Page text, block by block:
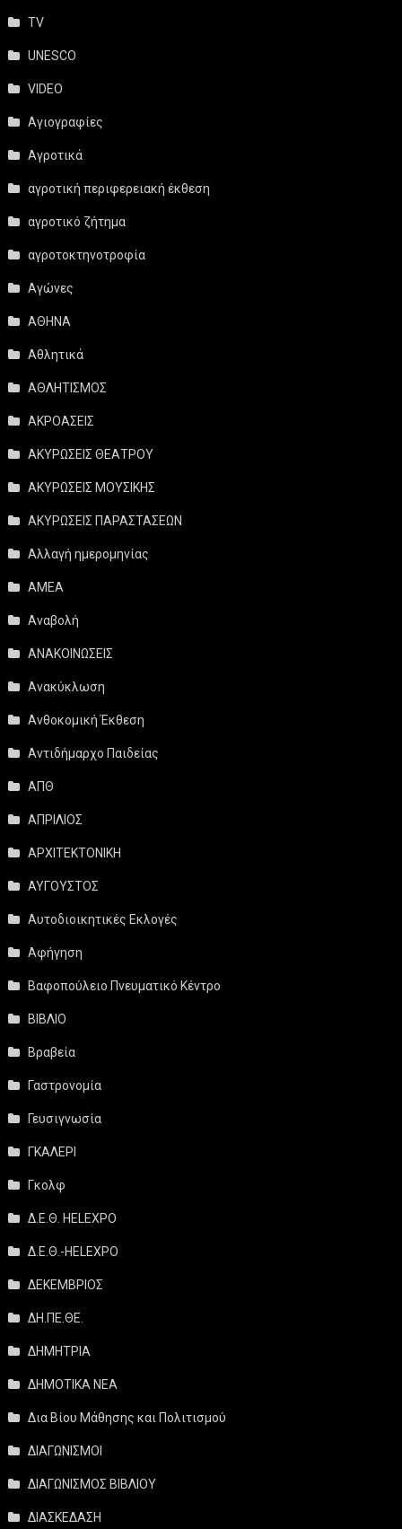
TV
UNESCO
VIDEO
Αγιογραφίες
Αγροτικά
αγροτική περιφερειακή έκθεση
αγροτικό ζήτημα
αγροτοκτηνοτροφία
Αγώνες
ΑΘΗΝΑ
Αθλητικά
ΑΘΛΗΤΙΣΜΟΣ
ΑΚΡΟΑΣΕΙΣ
ΑΚΥΡΩΣΕΙΣ ΘΕΑΤΡΟΥ
ΑΚΥΡΩΣΕΙΣ ΜΟΥΣΙΚΗΣ
ΑΚΥΡΩΣΕΙΣ ΠΑΡΑΣΤΑΣΕΩΝ
Αλλαγή ημερομηνίας
ΑΜΕΑ
Αναβολή
ΑΝΑΚΟΙΝΩΣΕΙΣ
Ανακύκλωση
Ανθοκομική Έκθεση
Αντιδήμαρχο Παιδείας
ΑΠΘ
ΑΠΡΙΛΙΟΣ
ΑΡΧΙΤΕΚΤΟΝΙΚΗ
ΑΥΓΟΥΣΤΟΣ
Αυτοδιοικητικές Εκλογές
Αφήγηση
Βαφοπούλειο Πνευματικό Κέντρο
ΒΙΒΛΙΟ
Βραβεία
Γαστρονομία
Γευσιγνωσία
ΓΚΑΛΕΡΙ
Γκολφ
Δ.Ε.Θ. HELEXPO
Δ.Ε.Θ.-HELEXPO
ΔΕΚΕΜΒΡΙΟΣ
ΔΗ.ΠΕ.ΘΕ.
ΔΗΜΗΤΡΙΑ
ΔΗΜΟΤΙΚΑ ΝΕΑ
Δια Βίου Μάθησης και Πολιτισμού
ΔΙΑΓΩΝΙΣΜΟΙ
ΔΙΑΓΩΝΙΣΜΟΣ ΒΙΒΛΙΟΥ
ΔΙΑΣΚΕΔΑΣΗ